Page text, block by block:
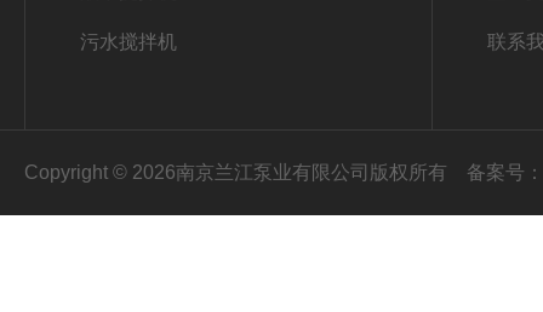
污水搅拌机 联系
Copyright © 2026南京兰江泵业有限公司版权所有 备案号